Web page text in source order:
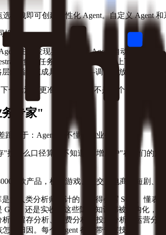
选拖拽即可创建个性化 Agent。自定义 Agent
机制：
主动发现异常，实验 Agent 自动启动验证
负责任务调度、状态管理、上下文共享。
的指令完成具体动作——调整投放、触达用户
一轮洞察更准、更快。这不是几个 AI 助手的
专家"
在于：Agent 懂不懂你的业务。
按什么口径算，不知道"新增用户"在你们的
款产品，横跨游戏、社交、电商、短剧、
为人类分析师设计的，你得会写 SQL、懂
还是实收，这些隐性知识都被结构化，
析、留存分析、付费分析、投放分析、运营
么归因。每个 Agent 都自带专家技能。